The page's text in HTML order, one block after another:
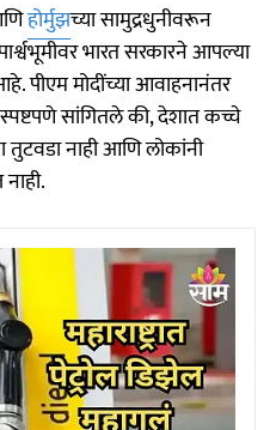
होर्मुझच्या सामुद्रधुनीवरून
भारत सरकारने आपल्या
पीएम मोदींच्या आवाहनानंतर
सांगितले की, देशात कच्चे
नाही आणि लोकांनी